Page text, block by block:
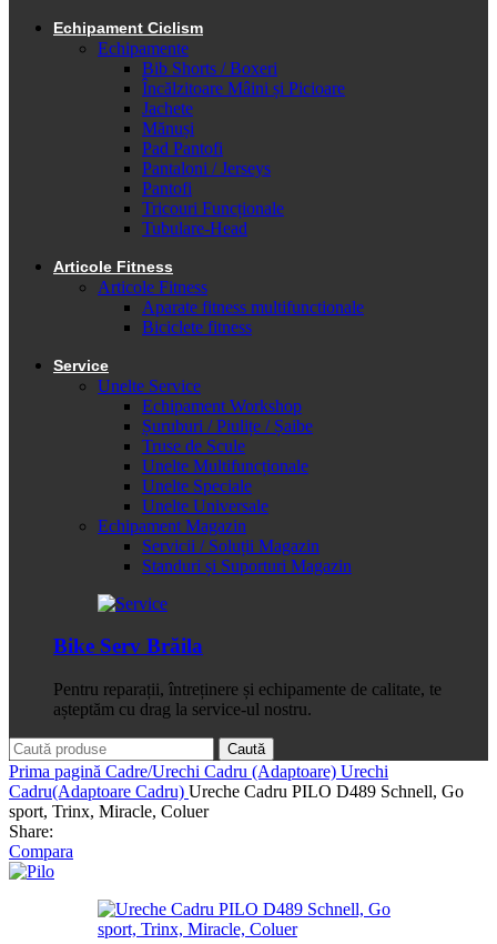
Echipament Ciclism
Echipamente
Bib Shorts / Boxeri
Încălzitoare Mâini și Picioare
Jachete
Mănuși
Pad Pantofi
Pantaloni / Jerseys
Pantofi
Tricouri Funcționale
Tubulare-Head
Articole Fitness
Articole Fitness
Aparate fitness multifunctionale
Biciclete fitness
Service
Unelte Service
Echipament Workshop
Șuruburi / Piulițe / Șaibe
Truse de Scule
Unelte Multifuncționale
Unelte Speciale
Unelte Universale
Echipament Magazin
Servicii / Soluții Magazin
Standuri și Suporturi Magazin
Bike Serv Brăila
Pentru reparații, întreținere și echipamente de calitate, te
așteptăm cu drag la service-ul nostru.
Caută
Prima pagină Cadre/Urechi Cadru (Adaptoare) Urechi
Cadru(Adaptoare Cadru) Ureche Cadru PILO D489 Schnell, Go
sport, Trinx, Miracle, Coluer
Share:
Compara